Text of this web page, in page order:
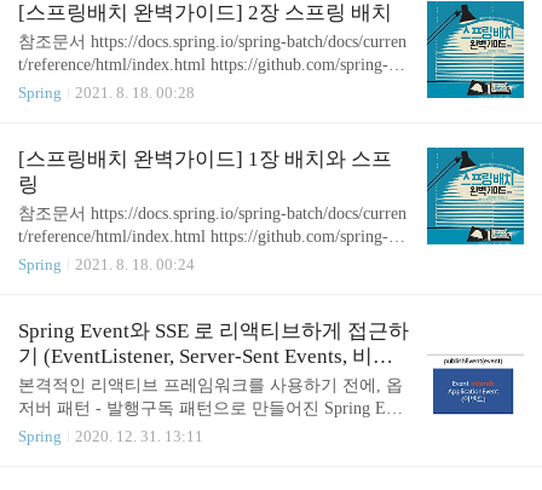
EntityManager 를 사용하거나 JPQL을 이용해서 쿼리
를 날렸어야 했음. JpaRepository 상속 메소드 이름으
로 쿼리 생성 지원 이외에도 다양한 지원(페이징, 정
렬, 도메인 클래스 변환) 2. JpaRepository 살펴보기 Jp
aRepository는 CrudReposi..
[스프링배치 완벽가이드] 2장 스프링 배치
참조문서 https://docs.spring.io/spring-batch/docs/curren
t/reference/html/index.html https://github.com/spring-pr
ojects/spring-batch https://terasoluna-batch.github.io/gui
이콘) 초심자의 눈으로 이해한 내용을 정리해보았다.
책에 있는 내용을 기반으로 썼지만, 책에 없는 내용
도 조금씩 적어보았다. 책은 꼭 사서 보시길 바랍니
다.. 1. job과 step job은 단순하게 말하면 state machine
이다. 현재 상태를 나타내줌 청크 처..
Spring 2021. 8. 18. 00:28
[스프링배치 완벽가이드] 1장 배치와 스프
링
참조문서 https://docs.spring.io/spring-batch/docs/curren
t/reference/html/index.html https://github.com/spring-pr
ojects/spring-batch 스프링 배치 완벽 가이드(마이클
에 없는 내용도 조금씩 적어보았다. 책은 꼭 사서 보
시길 바랍니다.. 1. 배치 처리는 언제? 배치 처리는 상
호 작용이나 중단없이 유한한 양의 데이터를 일괄로
처리하는 것 실시간 처리가 불필요하거나 최선이 아
니고, 주기적으로 반복해야할 때 월별 거래명세서 자
원의 효율적 사용 데이터과학분야 2. 배치 역사 과거
Spring 2021. 8. 18. 00:24
Spring Event와 SSE 로 리액티브하게 접근하
기 (EventListener, Server-Sent Events, 비동
기 컨트롤러, RxJava로 동일하게 재구현)
본격적인 리액티브 프레임워크를 사용하기 전에, 옵
저버 패턴 - 발행구독 패턴으로 만들어진 Spring Even
t와 SSE를 통해 리액티브 어플리케이션을 만들어보
Spring 2020. 12. 31. 13:11